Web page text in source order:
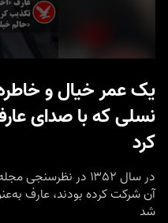
یک عمر خیال و
نسلی که با صدای
کرد
آن شرکت کرده بودند، عارف
شد